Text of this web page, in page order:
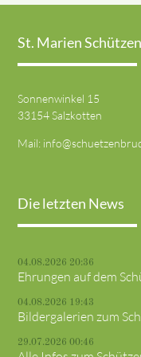
St. Marien
Sonnenwinkel 15
33154 Salzkotten
Mail:
Die letzten News
04.08.2026 20:36
Ehrungen auf dem
04.08.2026 19:43
Bildergalerien zum
29.07.2026 00:46